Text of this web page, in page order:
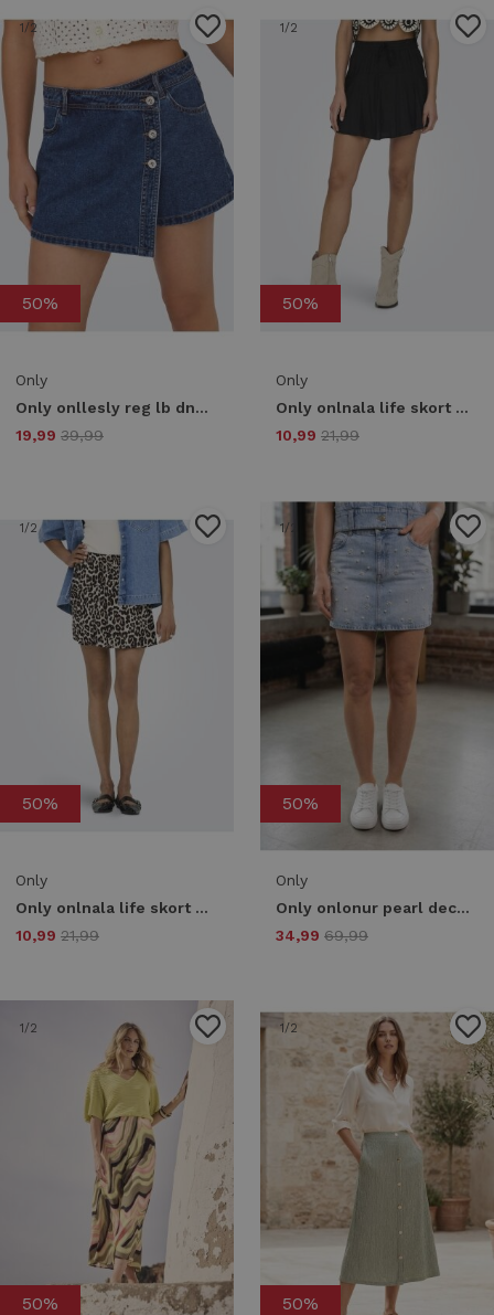
1/2
50%
Only
Only onllesly reg lb dnm skort bj noos 15256608 Skort dark blue denim
19,99 39,99
1/2
50%
Only
Only onlnala life skort wvn noos 15322967 Skort black
10,99 21,99
1/2
50%
Only
Only onlnala life skort wvn noos Skort pumice stone leo
10,99 21,99
1/2
50%
Only
Only onlonur pearl deco skirt dnm red dot Skort light medium blue denim
34,99 69,99
1/2
50%
1/2
50%